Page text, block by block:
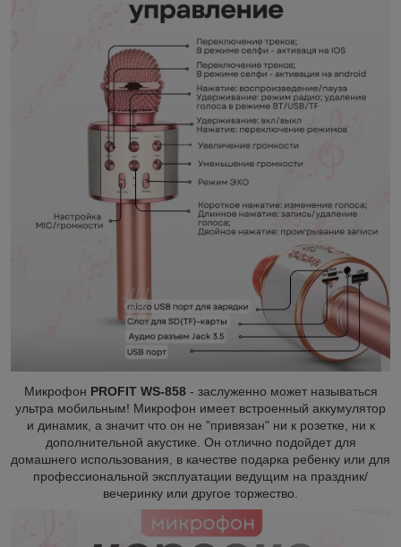
Микрофон PROFIT WS-858- заслуженно может называться
ультра мобильным! Микрофон имеет встроенный аккумулятор
и динамик, а значит что он не "привязан" ни к розетке, ни к
дополнительной акустике. Он отлично подойдет для
домашнего использования, в качестве подарка ребенку или для
профессиональной эксплуатации ведущим на праздник/
вечеринку или другое торжество.